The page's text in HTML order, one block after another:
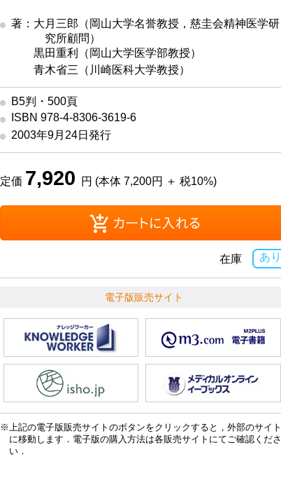
著：大月三郎（岡山大学名誉教授，慈圭会精神医学研
究所顧問）
黒田重利（岡山大学医学部教授）
青木省三（川崎医科大学教授）
B5判・500頁
ISBN 978-4-8306-3619-6
2003年9月24日発行
定価 7,920 円 (本体 7,200円 ＋ 税10%)
あり
在庫
電子版販売サイト
上記の電子版販売サイトのボタンをクリックすると，外部のサイト
に移動します．電子版の購入方法は各販売サイトにてご確認くださ
い．